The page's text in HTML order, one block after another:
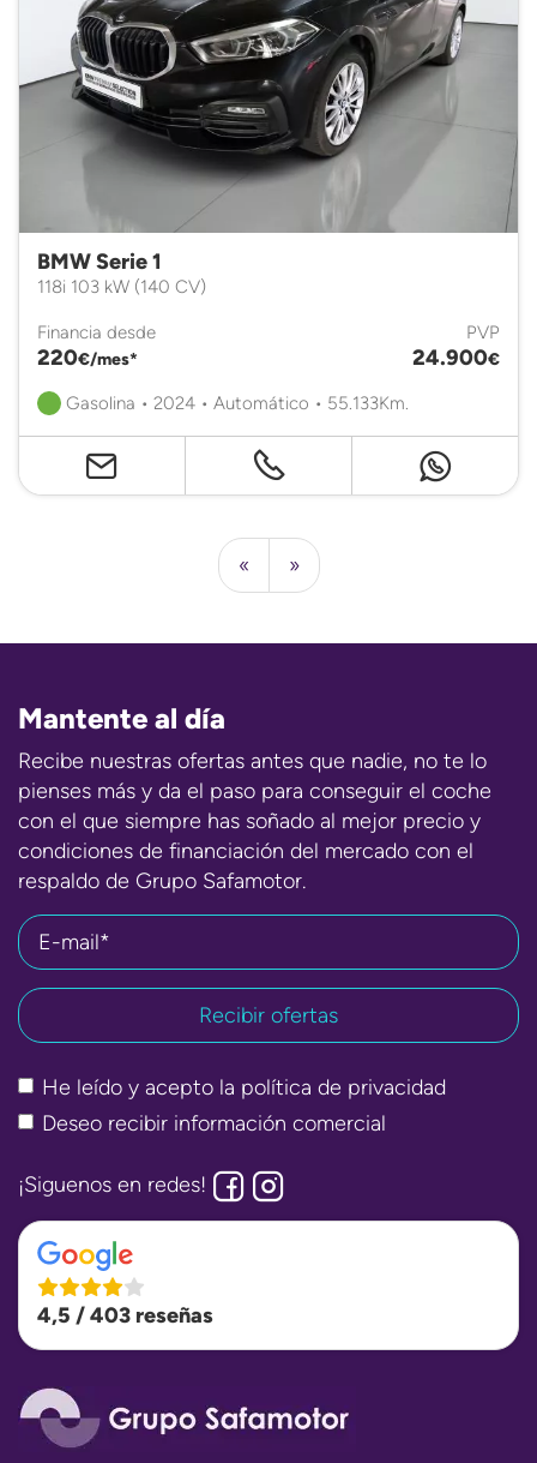
BMW Serie 1
118i 103 kW (140 CV)
Financia desde
220€/mes*
PVP
24.900€
Gasolina • 2024 • Automático • 55.133Km.
« »
Mantente al día
Recibe nuestras ofertas antes que nadie, no te lo
pienses más y da el paso para conseguir el coche
con el que siempre has soñado al mejor precio y
condiciones de financiación del mercado con el
respaldo de Grupo Safamotor.
E-mail*
He leído y acepto la política de privacidad
Deseo recibir información comercial
¡Siguenos en redes!
4,5 / 403 reseñas